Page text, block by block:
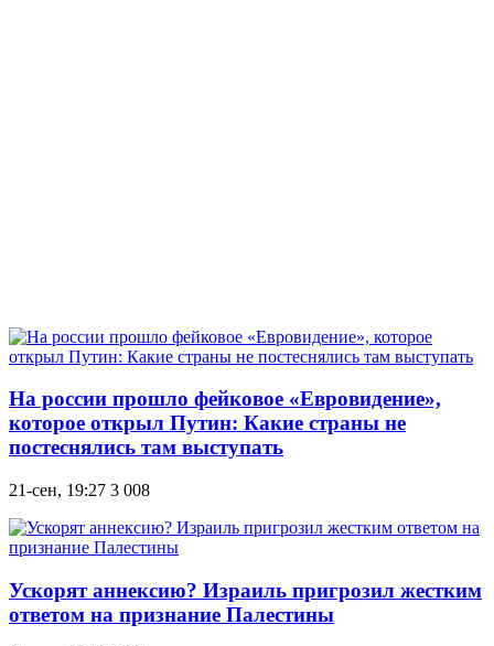
На россии прошло фейковое «Евровидение»,
которое открыл Путин: Какие страны не
постеснялись там выступать
21-сен, 19:27 3 008
Ускорят аннексию? Израиль пригрозил жестким
ответом на признание Палестины